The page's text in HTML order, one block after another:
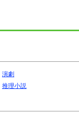
演劇
推理小説